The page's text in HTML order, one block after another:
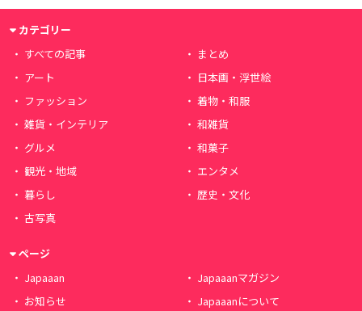
カテゴリー
すべての記事
まとめ
アート
日本画・浮世絵
ファッション
着物・和服
雑貨・インテリア
和雑貨
グルメ
和菓子
観光・地域
エンタメ
暮らし
歴史・文化
古写真
ページ
Japaaan
Japaaanマガジン
お知らせ
Japaaanについて